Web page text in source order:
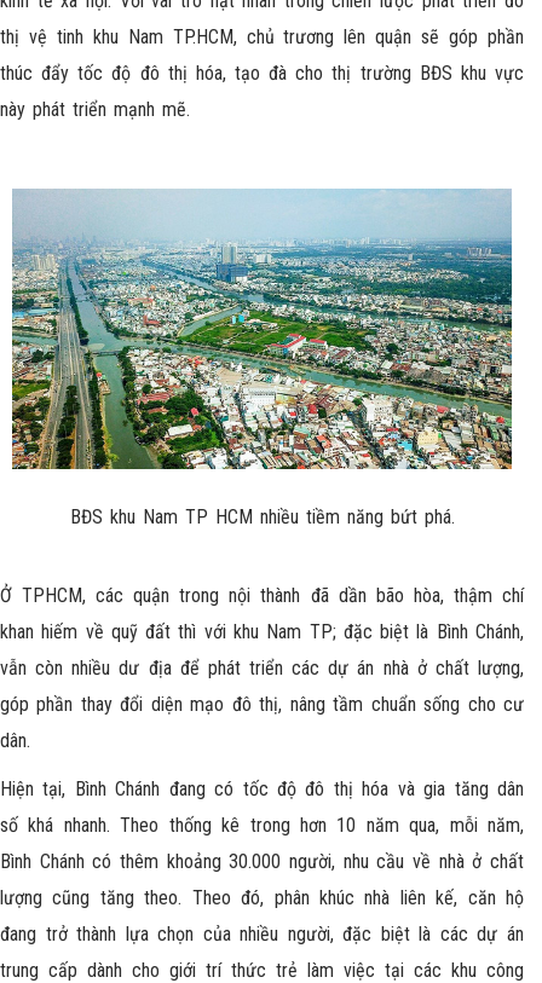
thị vệ tinh khu Nam TP.HCM, chủ trương lên quận sẽ góp phần
thúc đẩy tốc độ đô thị hóa, tạo đà cho thị trường BĐS khu vực
này phát triển mạnh mẽ.
BĐS khu Nam TP HCM nhiều tiềm năng bứt phá.
Ở TPHCM, các quận trong nội thành đã dần bão hòa, thậm chí
khan hiếm về quỹ đất thì với khu Nam TP; đặc biệt là Bình Chánh,
vẫn còn nhiều dư địa để phát triển các dự án nhà ở chất lượng,
góp phần thay đổi diện mạo đô thị, nâng tầm chuẩn sống cho cư
dân.
Hiện tại, Bình Chánh đang có tốc độ đô thị hóa và gia tăng dân
số khá nhanh. Theo thống kê trong hơn 10 năm qua, mỗi năm,
Bình Chánh có thêm khoảng 30.000 người, nhu cầu về nhà ở chất
lượng cũng tăng theo. Theo đó, phân khúc nhà liên kế, căn hộ
đang trở thành lựa chọn của nhiều người, đặc biệt là các dự án
trung cấp dành cho giới trí thức trẻ làm việc tại các khu công